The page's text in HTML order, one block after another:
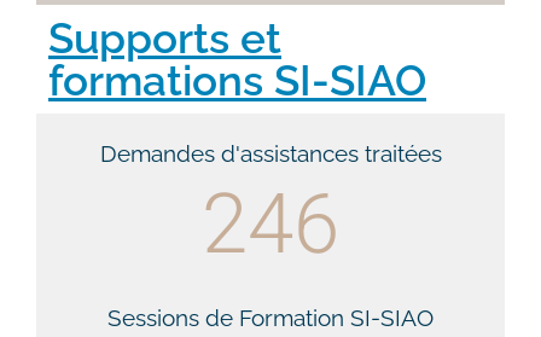
Supports et
formations SI-SIAO
Demandes d'assistances traitées
246
Sessions de Formation SI-SIAO